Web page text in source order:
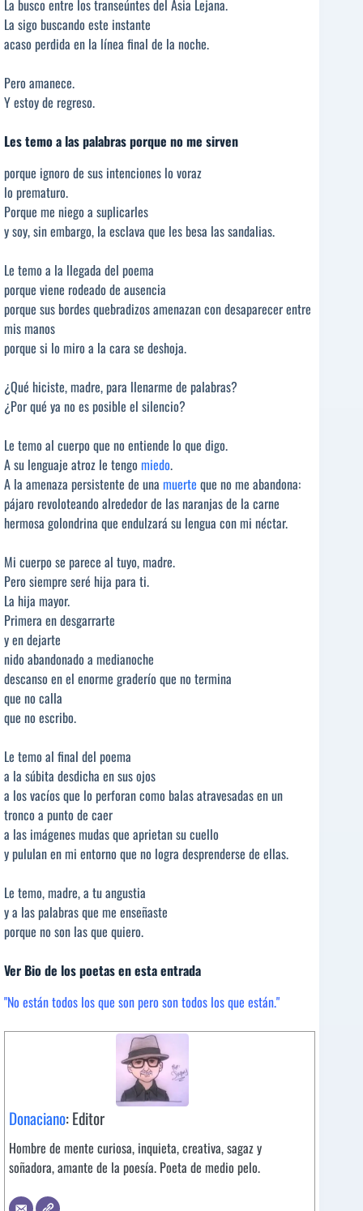
La busco entre los transeúntes del Asia Lejana.
La sigo buscando este instante
acaso perdida en la línea final de la noche.
Pero amanece.
Y estoy de regreso.
Les temo a las palabras porque no me sirven
porque ignoro de sus intenciones lo voraz
lo prematuro.
Porque me niego a suplicarles
y soy, sin embargo, la esclava que les besa las sandalias.
Le temo a la llegada del poema
porque viene rodeado de ausencia
porque sus bordes quebradizos amenazan con desaparecer entre
mis manos
porque si lo miro a la cara se deshoja.
¿Qué hiciste, madre, para llenarme de palabras?
¿Por qué ya no es posible el silencio?
Le temo al cuerpo que no entiende lo que digo.
A su lenguaje atroz le tengo miedo.
A la amenaza persistente de una muerte que no me abandona:
pájaro revoloteando alrededor de las naranjas de la carne
hermosa golondrina que endulzará su lengua con mi néctar.
Mi cuerpo se parece al tuyo, madre.
Pero siempre seré hija para ti.
La hija mayor.
Primera en desgarrarte
y en dejarte
nido abandonado a medianoche
descanso en el enorme graderío que no termina
que no calla
que no escribo.
Le temo al final del poema
a la súbita desdicha en sus ojos
a los vacíos que lo perforan como balas atravesadas en un
tronco a punto de caer
a las imágenes mudas que aprietan su cuello
y pululan en mi entorno que no logra desprenderse de ellas.
Le temo, madre, a tu angustia
y a las palabras que me enseñaste
porque no son las que quiero.
Ver Bio de los poetas en esta entrada
"No están todos los que son pero son todos los que están."
Donaciano: Editor
Hombre de mente curiosa, inquieta, creativa, sagaz y
soñadora, amante de la poesía. Poeta de medio pelo.